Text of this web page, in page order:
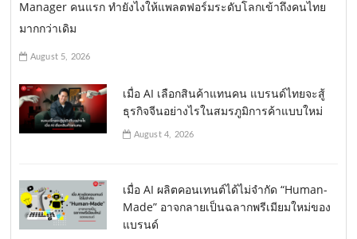
Manager คนแรก ทำยังไงให้แพลตฟอร์มระดับโลกเข้าถึงคนไทย
มากกว่าเดิม
August 5, 2026
เมื่อ AI เลือกสินค้าแทนคน แบรนด์ไทยจะสู้
ธุรกิจจีนอย่างไรในสมรภูมิการค้าแบบใหม่
August 4, 2026
เมื่อ AI ผลิตคอนเทนต์ได้ไม่จำกัด “Human-
Made” อาจกลายเป็นฉลากพรีเมียมใหม่ของ
แบรนด์